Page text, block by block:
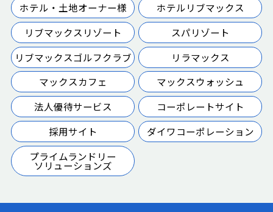
ホテル・土地オーナー様
ホテルリブマックス
リブマックスリゾート
スパリゾート
リブマックスゴルフクラブ
リラマックス
マックスカフェ
マックスウォッシュ
法人優待サービス
コーポレートサイト
採用サイト
ダイワコーポレーション
プライムランドリー
ソリューションズ